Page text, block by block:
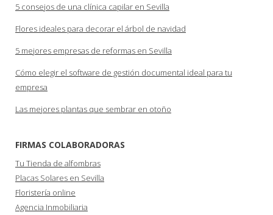
5 consejos de una clínica capilar en Sevilla
Flores ideales para decorar el árbol de navidad
5 mejores empresas de reformas en Sevilla
Cómo elegir el software de gestión documental ideal para tu
empresa
Las mejores plantas que sembrar en otoño
FIRMAS COLABORADORAS
Tu Tienda de alfombras
Placas Solares en Sevilla
Floristería online
Agencia Inmobiliaria